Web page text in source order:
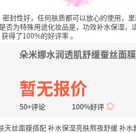
封性好，任何肤质都可以放心的使用，
否为特殊用途化妆品是，功效补水保湿
获得了100%的好评率。
朵米娜水润透肌舒缓蚕丝面
暂无报价
50+评论 100%好评
丝面膜搭配 补水保湿亮肤熬夜舒缓 补水